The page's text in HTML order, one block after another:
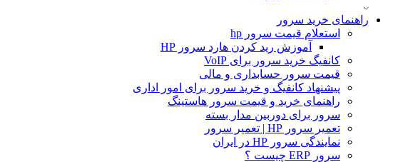
راهنمای خرید سرور
استعلام قیمت سرور hp
آموزش ريد كردن هارد سرور HP
کانفیگ خرید سرور برای VoIP
قیمت سرور حسابداری و مالی
پیشنهاد کانفیگ و خرید سرور برای امور اداری
راهنمای خرید و قیمت سرور هاستینگ
سرور برای دوربین مدار بسته
تعمیر سرور HP | تعمیر سرور
نمایندگی سرور HP در ایران
سرور ERP چیست ؟